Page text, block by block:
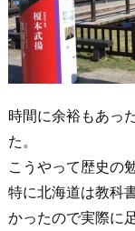
時間に余裕もあっ
た。
こうやって歴史の
特に北海道は教科
かったので実際に